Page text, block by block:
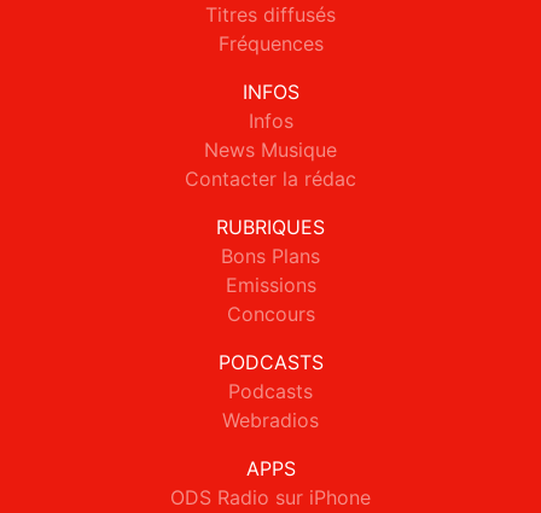
Titres diffusés
Fréquences
INFOS
Infos
News Musique
Contacter la rédac
RUBRIQUES
Bons Plans
Emissions
Concours
PODCASTS
Podcasts
Webradios
APPS
ODS Radio sur iPhone